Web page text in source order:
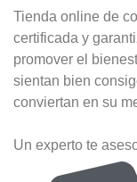
Tienda online de
certificada y
promover el
sientan bien
conviertan en su
Un experto te